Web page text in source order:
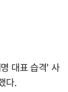
대표 습격' 사
다.